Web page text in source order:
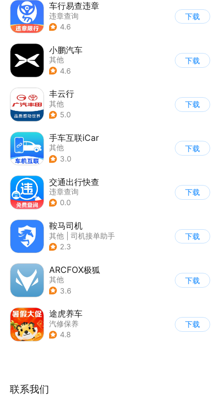
车行易查违章
违章查询
4.6
下载
小鹏汽车
其他
4.6
下载
丰云行
其他
5.0
下载
手车互联iCar
其他
3.0
下载
交通出行快查
违章查询
0.0
下载
鞍马司机
其他
司机接单助手
2.3
下载
ARCFOX极狐
其他
3.6
下载
途虎养车
汽修保养
4.8
下载
联系我们